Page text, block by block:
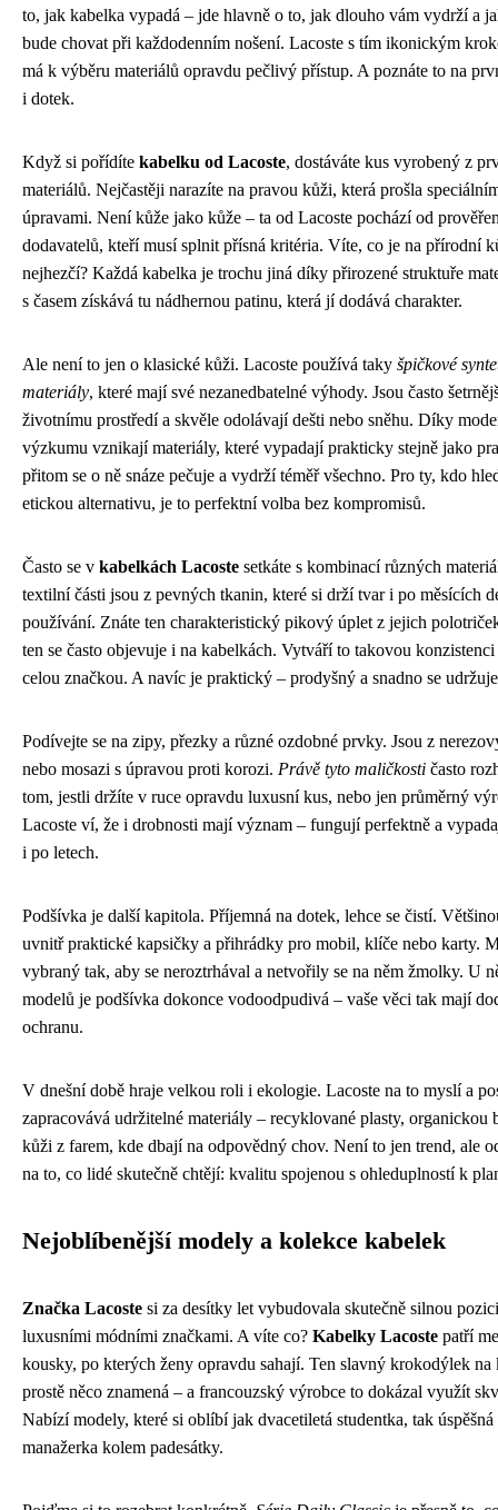
to, jak kabelka vypadá – jde hlavně o to, jak dlouho vám vydrží a
bude chovat při každodenním nošení. Lacoste s tím ikonickým
má k výběru materiálů opravdu pečlivý přístup. A poznáte to na
i dotek.
Když si pořídíte kabelku od Lacoste, dostáváte kus vyrobený z
materiálů. Nejčastěji narazíte na pravou kůži, která prošla
úpravami. Není kůže jako kůže – ta od Lacoste pochází od
dodavatelů, kteří musí splnit přísná kritéria. Víte, co je na přírodní
nejhezčí? Každá kabelka je trochu jiná díky přirozené struktuře
s časem získává tu nádhernou patinu, která jí dodává charakter.
Ale není to jen o klasické kůži. Lacoste používá taky špičkové
materiály, které mají své nezanedbatelné výhody. Jsou často
životnímu prostředí a skvěle odolávají dešti nebo sněhu. Díky
výzkumu vznikají materiály, které vypadají prakticky stejně jako
přitom se o ně snáze pečuje a vydrží téměř všechno. Pro ty, kdo
etickou alternativu, je to perfektní volba bez kompromisů.
Často se v kabelkách Lacoste setkáte s kombinací různých
textilní části jsou z pevných tkanin, které si drží tvar i po měsících
používání. Znáte ten charakteristický pikový úplet z jejich
ten se často objevuje i na kabelkách. Vytváří to takovou
celou značkou. A navíc je praktický – prodyšný a snadno se
Podívejte se na zipy, přezky a různé ozdobné prvky. Jsou z
nebo mosazi s úpravou proti korozi. Právě tyto maličkosti často
tom, jestli držíte v ruce opravdu luxusní kus, nebo jen průměrný
Lacoste ví, že i drobnosti mají význam – fungují perfektně a
i po letech.
Podšívka je další kapitola. Příjemná na dotek, lehce se čistí.
uvnitř praktické kapsičky a přihrádky pro mobil, klíče nebo karty.
vybraný tak, aby se neroztrhával a netvořily se na něm žmolky. U
modelů je podšívka dokonce vodoodpudivá – vaše věci tak mají
ochranu.
V dnešní době hraje velkou roli i ekologie. Lacoste na to myslí a
zapracovává udržitelné materiály – recyklované plasty, organickou
kůži z farem, kde dbají na odpovědný chov. Není to jen trend, ale
na to, co lidé skutečně chtějí: kvalitu spojenou s ohleduplností k
Nejoblíbenější modely a kolekce kabelek
Značka Lacoste si za desítky let vybudovala skutečně silnou
luxusními módními značkami. A víte co? Kabelky Lacoste patří
kousky, po kterých ženy opravdu sahají. Ten slavný krokodýlek na
prostě něco znamená – a francouzský výrobce to dokázal využít
Nabízí modely, které si oblíbí jak dvacetiletá studentka, tak úspěšná
manažerka kolem padesátky.